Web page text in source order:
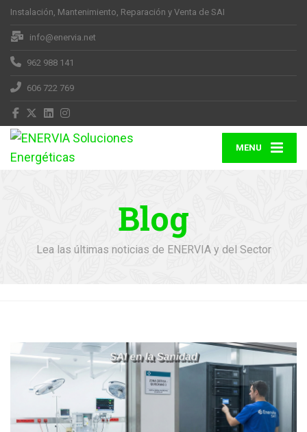
Instalación, Mantenimiento, Reparación y Venta de SAI
info@enervia.net
962 988 141
606 722 769
MENU
Blog
Lea las últimas noticias de ENERVIA y del Sector